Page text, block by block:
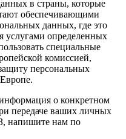
в страны, которые
обеспечивающими
данных, где это
услугами определенных
специальные
комиссией,
персональных
о конкретном
передаче ваших личных
напишите нам по